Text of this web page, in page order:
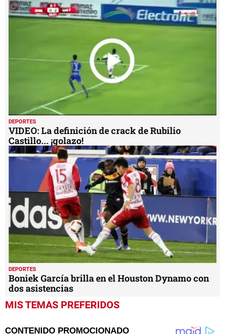
DEPORTES
VIDEO: La definición de crack de Rubilio
Castillo... ¡golazo!
DEPORTES
Boniek García brilla en el Houston Dynamo con
dos asistencias
MIS TEMAS PREFERIDOS